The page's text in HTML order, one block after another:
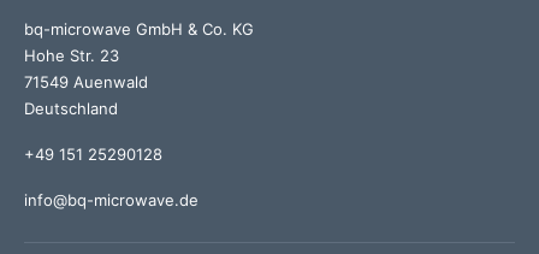
bq-microwave GmbH & Co. KG
Hohe Str. 23
71549 Auenwald
Deutschland
+49 151 25290128
info@bq-microwave.de